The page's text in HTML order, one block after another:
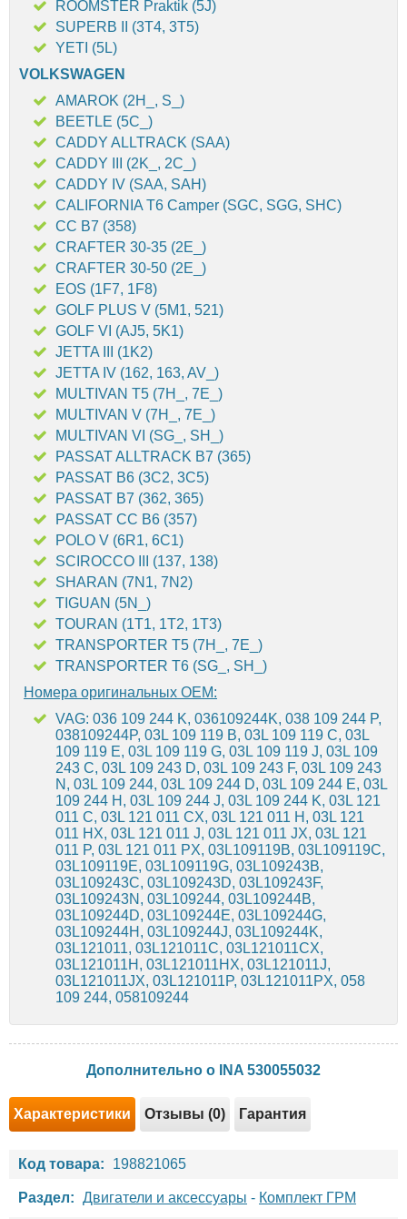
ROOMSTER Praktik (5J)
SUPERB II (3T4, 3T5)
YETI (5L)
VOLKSWAGEN
AMAROK (2H_, S_)
BEETLE (5C_)
CADDY ALLTRACK (SAA)
CADDY III (2K_, 2C_)
CADDY IV (SAA, SAH)
CALIFORNIA T6 Camper (SGC, SGG, SHC)
CC B7 (358)
CRAFTER 30-35 (2E_)
CRAFTER 30-50 (2E_)
EOS (1F7, 1F8)
GOLF PLUS V (5M1, 521)
GOLF VI (AJ5, 5K1)
JETTA III (1K2)
JETTA IV (162, 163, AV_)
MULTIVAN T5 (7H_, 7E_)
MULTIVAN V (7H_, 7E_)
MULTIVAN VI (SG_, SH_)
PASSAT ALLTRACK B7 (365)
PASSAT B6 (3C2, 3C5)
PASSAT B7 (362, 365)
PASSAT CC B6 (357)
POLO V (6R1, 6C1)
SCIROCCO III (137, 138)
SHARAN (7N1, 7N2)
TIGUAN (5N_)
TOURAN (1T1, 1T2, 1T3)
TRANSPORTER T5 (7H_, 7E_)
TRANSPORTER T6 (SG_, SH_)
Номера оригинальных OEM:
VAG: 036 109 244 K, 036109244K, 038 109 244 P,
038109244P, 03L 109 119 B, 03L 109 119 C, 03L
109 119 E, 03L 109 119 G, 03L 109 119 J, 03L 109
243 C, 03L 109 243 D, 03L 109 243 F, 03L 109 243
N, 03L 109 244, 03L 109 244 D, 03L 109 244 E, 03L
109 244 H, 03L 109 244 J, 03L 109 244 K, 03L 121
011 C, 03L 121 011 CX, 03L 121 011 H, 03L 121
011 HX, 03L 121 011 J, 03L 121 011 JX, 03L 121
011 P, 03L 121 011 PX, 03L109119B, 03L109119C,
03L109119E, 03L109119G, 03L109243B,
03L109243C, 03L109243D, 03L109243F,
03L109243N, 03L109244, 03L109244B,
03L109244D, 03L109244E, 03L109244G,
03L109244H, 03L109244J, 03L109244K,
03L121011, 03L121011C, 03L121011CX,
03L121011H, 03L121011HX, 03L121011J,
03L121011JX, 03L121011P, 03L121011PX, 058
109 244, 058109244
Дополнительно о INA 530055032
Характеристики Отзывы (0) Гарантия
Код товара: 198821065
Раздел: Двигатели и аксессуары - Комплект ГРМ